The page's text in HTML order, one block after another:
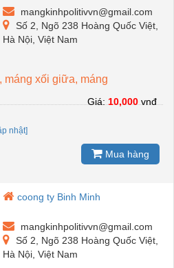
mangkinhpolitivvn@gmail.com
Số 2, Ngõ 238 Hoàng Quốc Việt,
Hà Nội, Việt Nam
máng xối giữa, máng
nhật]
Giá: 10,000 vnđ
Mua hàng
coong ty Binh Minh
mangkinhpolitivvn@gmail.com
Số 2, Ngõ 238 Hoàng Quốc Việt,
Hà Nội, Việt Nam